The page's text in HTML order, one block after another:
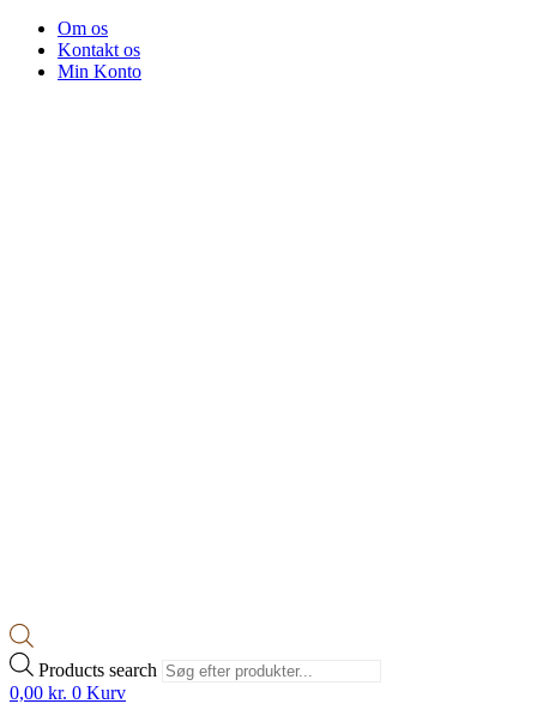
Om os
Kontakt os
Min Konto
Products search
0,00 kr. 0 Kurv